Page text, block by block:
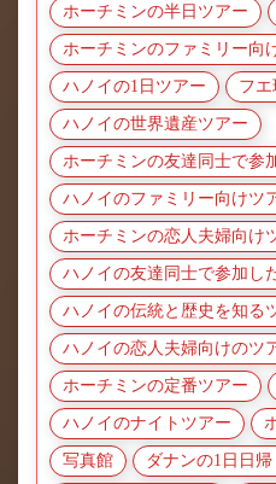
ホーチミンの半日ツアー
ホーチミンのファミリー向
ハノイの1日ツアー フ
ハノイの世界遺産ツアー
ホーチミンの友達同士で参
ハノイのファミリー向けツ
ホーチミンの恋人夫婦向け
ハノイの友達同士で参加し
ハノイの伝統と歴史を知る
ハノイの恋人夫婦向けのツ
ホーチミンの定番ツアー
ハノイのナイトツアー
写真館 ダナンの1日日